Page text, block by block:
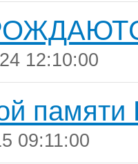
12:10:00
памяти
09:11:00